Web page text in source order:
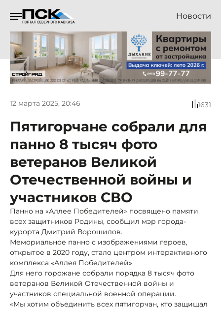
Новости
12 марта 2025, 20:46 1631
Пятигорчане собрали для
панно 8 тысяч фото
ветеранов Великой
Отечественной войны и
участников СВО
Панно на «Аллее Победителей» посвящено памяти
всех защитников Родины, сообщил мэр города-
курорта Дмитрий Ворошилов.
Мемориальное панно с изображениями героев,
открытое в 2020 году, стало центром интерактивного
комплекса «Аллея Победителей».
Для него горожане собрали порядка 8 тысяч фото
ветеранов Великой Отечественной войны и
участников специальной военной операции.
«Мы хотим объединить всех пятигорчан, кто защищал